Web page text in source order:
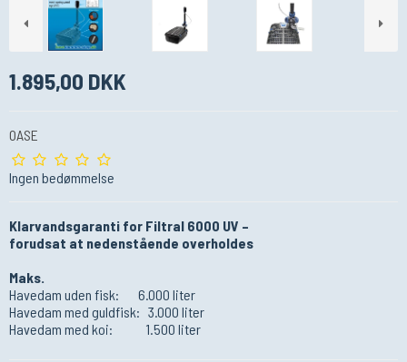
1.895,00 DKK
OASE
Ingen bedømmelse
Klarvandsgaranti for Filtral 6000 UV –
forudsat at nedenstående overholdes
Maks.
Havedam uden fisk: 6.000 liter
Havedam med guldfisk: 3.000 liter
Havedam med koi: 1.500 liter